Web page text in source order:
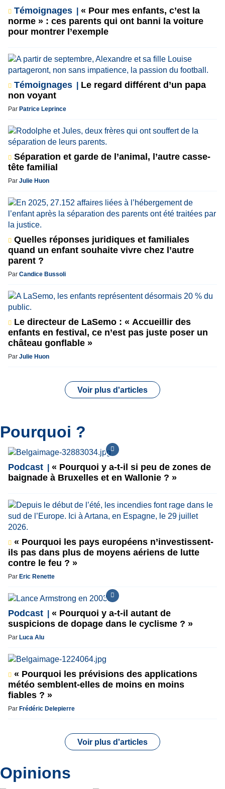
Témoignages
« Pour mes enfants, c’est la
norme » : ces parents qui ont banni la voiture
pour montrer l’exemple
Témoignages
Le regard différent d’un papa
non voyant
Par Patrice Leprince
Séparation et garde de l’animal, l’autre casse-
tête familial
Par Julie Huon
Quelles réponses juridiques et familiales
quand un enfant souhaite vivre chez l’autre
parent ?
Par Candice Bussoli
Le directeur de LaSemo : « Accueillir des
enfants en festival, ce n’est pas juste poser un
château gonflable »
Par Julie Huon
Voir plus d'articles
Pourquoi ?
Podcast
« Pourquoi y a-t-il si peu de zones de
baignade à Bruxelles et en Wallonie ? »
« Pourquoi les pays européens n’investissent-
ils pas dans plus de moyens aériens de lutte
contre le feu ? »
Par Eric Renette
Podcast
« Pourquoi y a-t-il autant de
suspicions de dopage dans le cyclisme ? »
Par Luca Alu
« Pourquoi les prévisions des applications
météo semblent-elles de moins en moins
fiables ? »
Par Frédéric Delepierre
Voir plus d'articles
Opinions